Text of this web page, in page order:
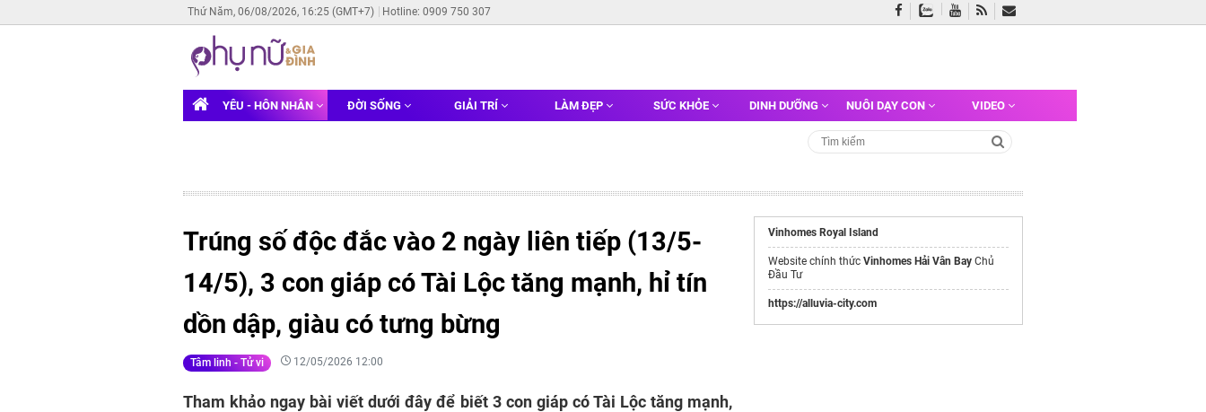
Thứ Năm, 06/08/2026, 16:25 (GMT+7) Hotline: 0909 750 307
YÊU - HÔN NHÂN ĐỜI SỐNG GIẢI TRÍ LÀM ĐẸP SỨC KHỎE DINH DƯỠNG NUÔI DẠY CON VIDEO
Trúng số độc đắc vào 2 ngày liên tiếp (13/5-
14/5), 3 con giáp có Tài Lộc tăng mạnh, hỉ tín
dồn dập, giàu có tưng bừng
Tâm linh - Tử vi 12/05/2026 12:00
Tham khảo ngay bài viết dưới đây để biết 3 con giáp có Tài Lộc tăng mạnh,
Vinhomes Royal Island
Website chính thức Vinhomes Hải Vân Bay Chủ
Đầu Tư
https://alluvia-city.com